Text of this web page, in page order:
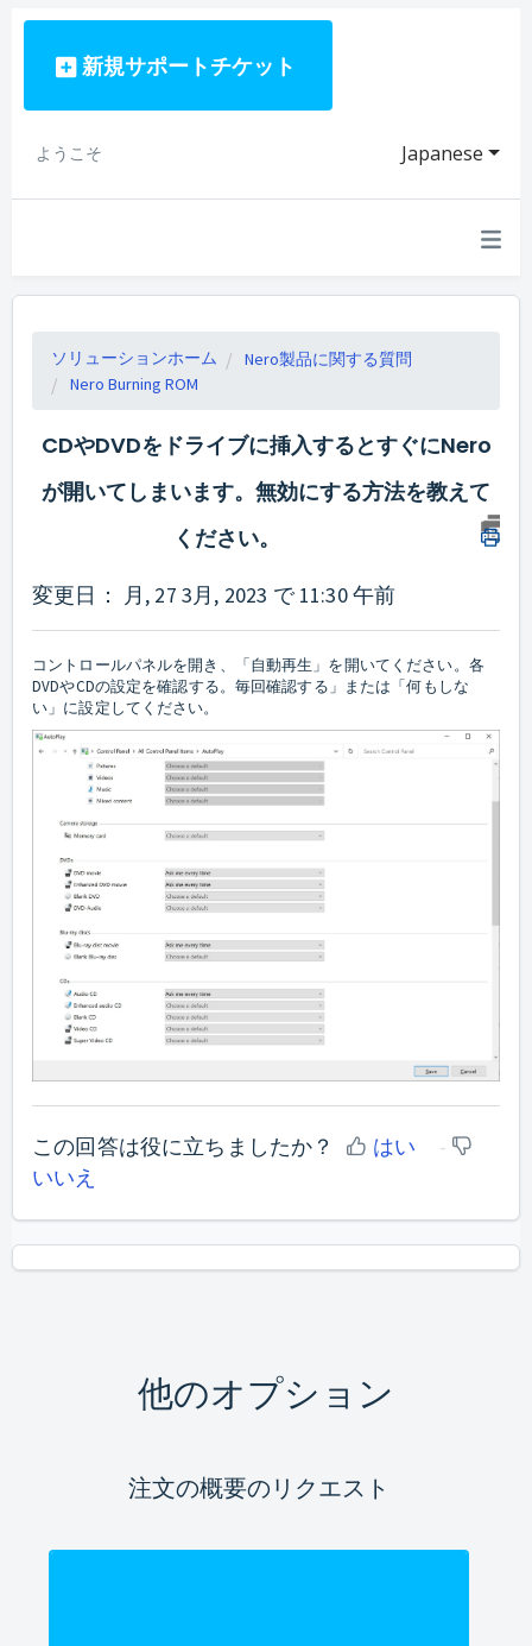
新規サポートチケット
Japanese
ようこそ
ソリューションホーム
Nero製品に関する質問
Nero Burning ROM
CDやDVDをドライブに挿入するとすぐにNero
が開いてしまいます。無効にする方法を教えて
ください。
変更日： 月, 27 3月, 2023 で 11:30 午前
コントロールパネルを開き、「自動再生」を開いてください。各
DVDやCDの設定を確認する。毎回確認する」または「何もしな
い」に設定してください。
この回答は役に立ちましたか？
はい
いいえ
他のオプション
注文の概要のリクエスト